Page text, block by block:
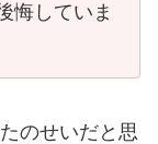
悔していま
のせいだと思